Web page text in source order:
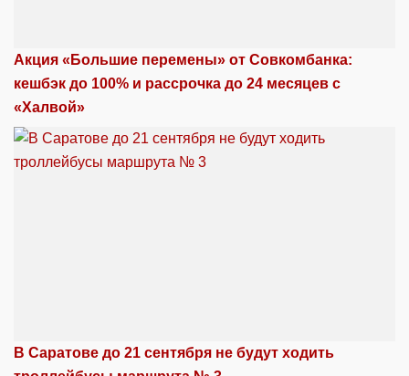
Акция «Большие перемены» от Совкомбанка:
кешбэк до 100% и рассрочка до 24 месяцев с
«Халвой»
В Саратове до 21 сентября не будут ходить